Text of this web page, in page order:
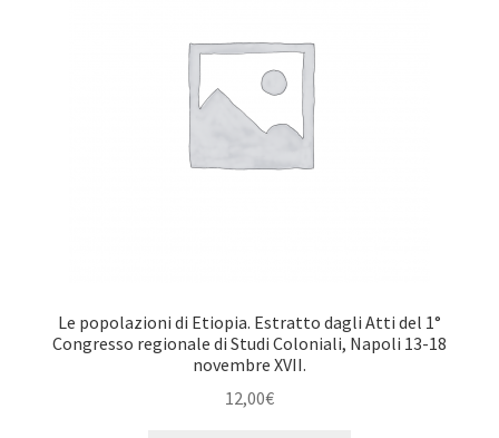
Le popolazioni di Etiopia. Estratto dagli Atti del 1°
Congresso regionale di Studi Coloniali, Napoli 13-18
novembre XVII.
12,00€